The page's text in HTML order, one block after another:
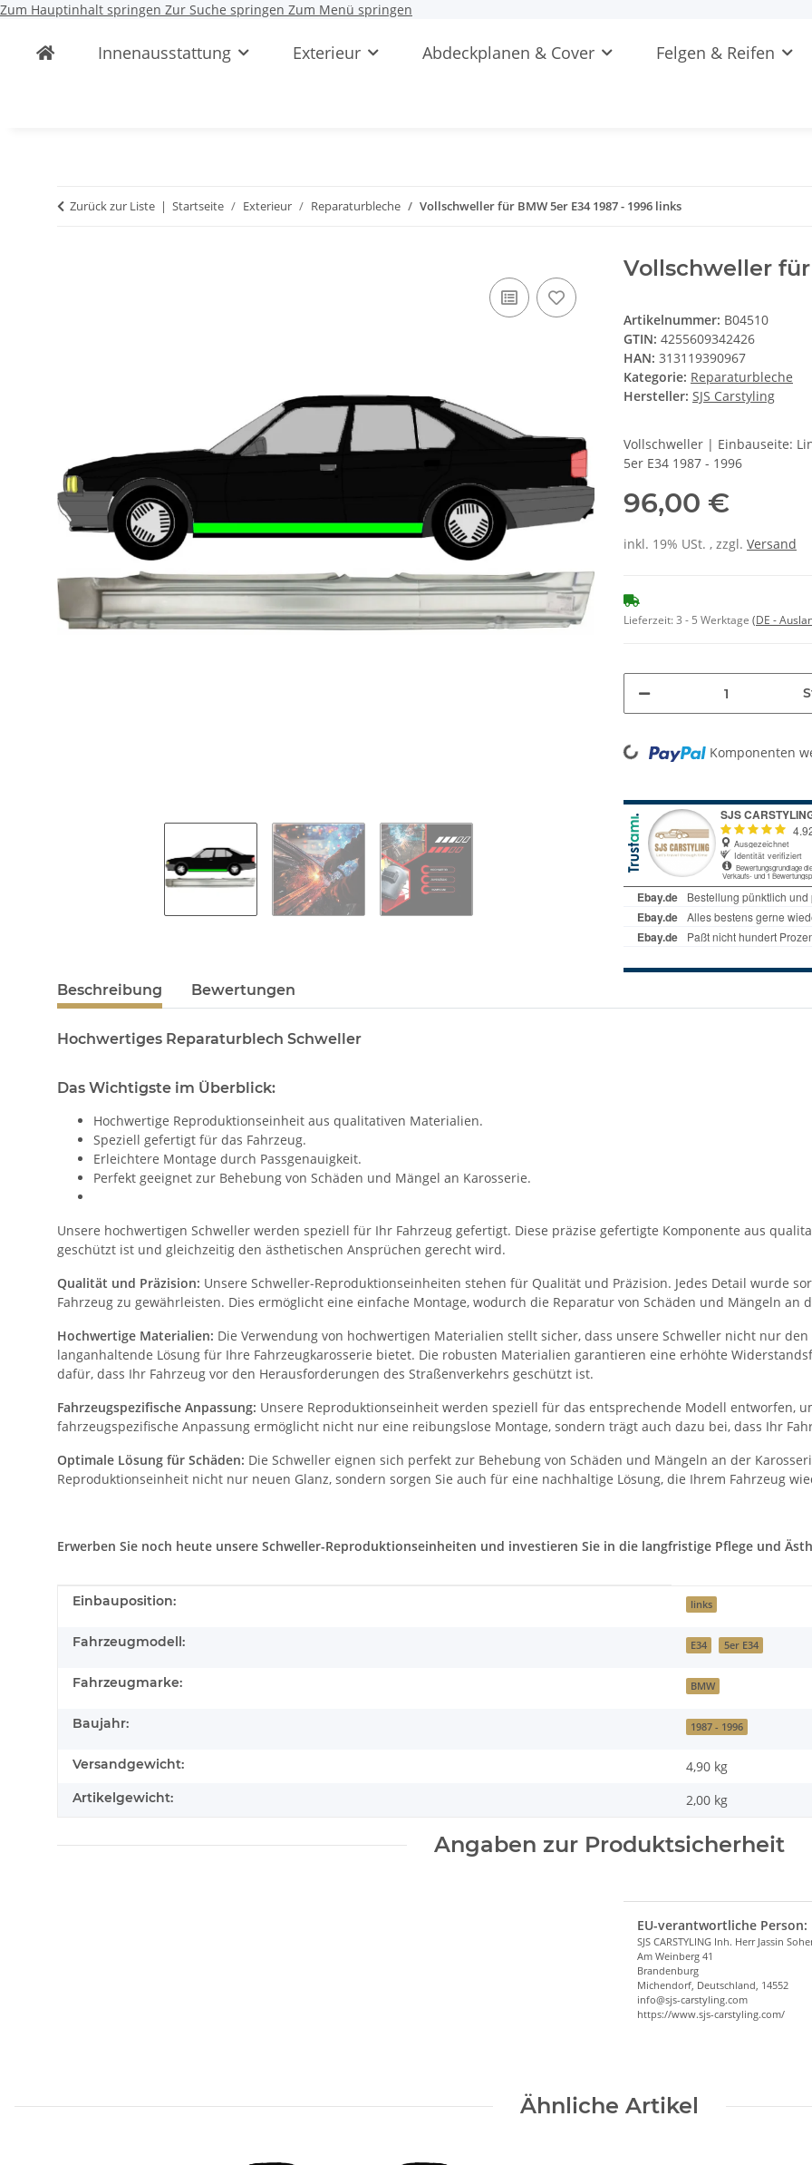
Zum Hauptinhalt springen Zur Suche springen Zum Menü springen
Innenausstattung Exterieur Abdeckplanen & Cover Felgen & Reifen
Zurück zur Liste Startseite Exterieur Reparaturbleche Vollschweller für BMW 5er E34 1987 - 1996 links
Vollschweller für
Artikelnummer: B04510
GTIN: 4255609342426
HAN: 313119390967
Kategorie: Reparaturbleche
Hersteller: SJS Carstyling
Vollschweller | Einbauseite:
5er E34 1987 - 1996
96,00 €
inkl. 19% USt. , zzgl. Versand
Lieferzeit:3 - 5 Werktage (DE -
Loading... Komponenten
Beschreibung Bewertungen
Hochwertiges Reparaturblech Schweller
Das Wichtigste im Überblick:
Hochwertige Reproduktionseinheit aus qualitativen Materialien.
Speziell gefertigt für das Fahrzeug.
Erleichtere Montage durch Passgenauigkeit.
Perfekt geeignet zur Behebung von Schäden und Mängel an Karosserie.
Unsere hochwertigen Schweller werden speziell für Ihr Fahrzeug gefertigt. Diese präzise gefertigte Komponente aus
geschützt ist und gleichzeitig den ästhetischen Ansprüchen gerecht wird.
Qualität und Präzision: Unsere Schweller-Reproduktionseinheiten stehen für Qualität und Präzision. Jedes Detail wurde
Fahrzeug zu gewährleisten. Dies ermöglicht eine einfache Montage, wodurch die Reparatur von Schäden und Mängeln an
Hochwertige Materialien: Die Verwendung von hochwertigen Materialien stellt sicher, dass unsere Schweller nicht nur
langanhaltende Lösung für Ihre Fahrzeugkarosserie bietet. Die robusten Materialien garantieren eine erhöhte
dafür, dass Ihr Fahrzeug vor den Herausforderungen des Straßenverkehrs geschützt ist.
Fahrzeugspezifische Anpassung: Unsere Reproduktionseinheit werden speziell für das entsprechende Modell entworfen,
fahrzeugspezifische Anpassung ermöglicht nicht nur eine reibungslose Montage, sondern trägt auch dazu bei, dass Ihr
Optimale Lösung für Schäden: Die Schweller eignen sich perfekt zur Behebung von Schäden und Mängeln an der
Reproduktionseinheit nicht nur neuen Glanz, sondern sorgen Sie auch für eine nachhaltige Lösung, die Ihrem Fahrzeug
Erwerben Sie noch heute unsere Schweller-Reproduktionseinheiten und investieren Sie in die langfristige Pflege und
Produkteigenschaft
Wert
Einbauposition: links
Fahrzeugmodell: E34 5er E34
Fahrzeugmarke: BMW
Baujahr: 1987 - 1996
Versandgewicht: 4,90 kg
Artikelgewicht: 2,00 kg
Angaben zur Produktsicherheit
EU-verantwortliche Person:
SJS CARSTYLING Inh. Herr Jassin
Am Weinberg 41
Brandenburg
Michendorf, Deutschland, 14552
info@sjs-carstyling.com
https://www.sjs-carstyling.com/
Ähnliche Artikel